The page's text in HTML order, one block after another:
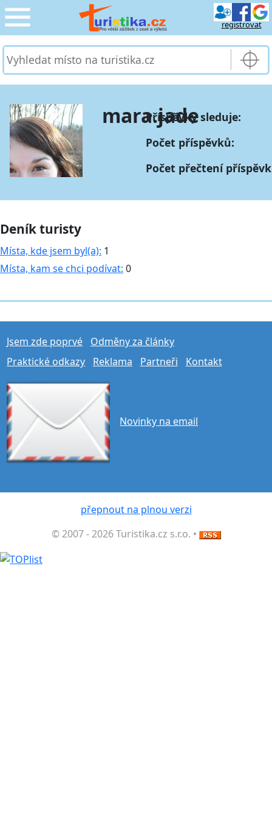
registrovat
CESTOVÁNÍ
SLUŽBY & DOPRAVA ›
PRO TURISTY
MOJE TURISTIKA
mara.jade
Příspěvky sleduje:
Počet příspěvků:
Počet přečtení
Deník turisty
Místa, kde jsem byl(a): 1
Místa, kam se chci podívat: 0
Jsem zde poprvé
Odměny za články
Praktické odkazy
Reklama Partneři Kontakt
Novinky na email
přepnout na plnou verzi
© 2007 - 2026 Turistika.cz s.r.o. •